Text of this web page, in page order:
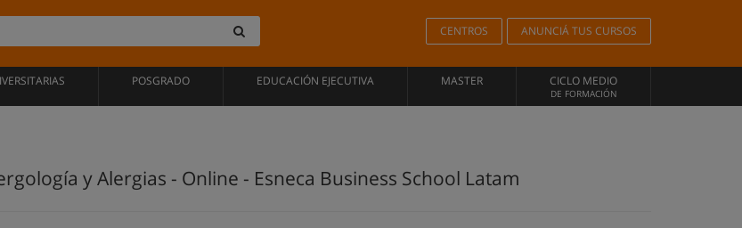
CENTROS ANUNCIÁ TUS CURSOS
POSGRADO EDUCACIÓN EJECUTIVA MASTER CICLO MEDIO
DE FORMACIÓN
y Alergias - Online - Esneca Business School Latam